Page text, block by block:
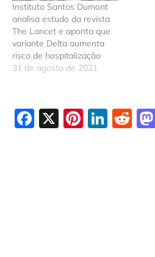
Instituto Santos Dumont
analisa estudo da revista
The Lancet e aponta que
variante Delta aumenta
risco de hospitalização
31 de agosto de 2021
Facebook
X